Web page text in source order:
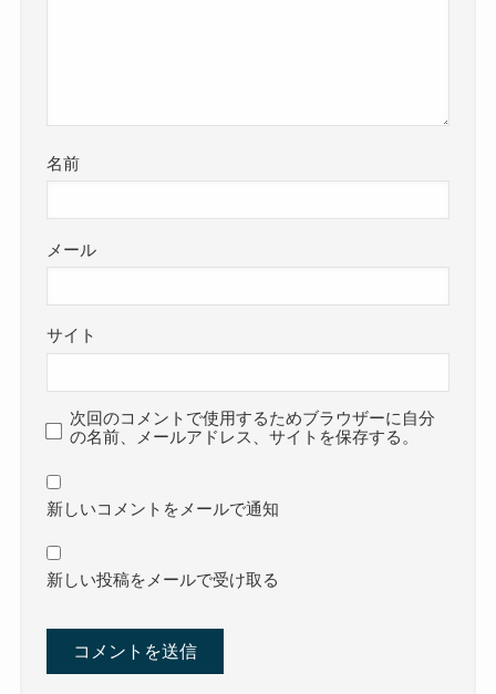
名前
メール
サイト
次回のコメントで使用するためブラウザーに自分
の名前、メールアドレス、サイトを保存する。
新しいコメントをメールで通知
新しい投稿をメールで受け取る